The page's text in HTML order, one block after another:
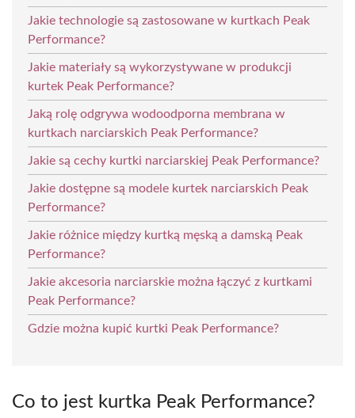
Jakie technologie są zastosowane w kurtkach Peak
Performance?
Jakie materiały są wykorzystywane w produkcji
kurtek Peak Performance?
Jaką rolę odgrywa wodoodporna membrana w
kurtkach narciarskich Peak Performance?
Jakie są cechy kurtki narciarskiej Peak Performance?
Jakie dostępne są modele kurtek narciarskich Peak
Performance?
Jakie różnice między kurtką męską a damską Peak
Performance?
Jakie akcesoria narciarskie można łączyć z kurtkami
Peak Performance?
Gdzie można kupić kurtki Peak Performance?
Co to jest kurtka Peak Performance?